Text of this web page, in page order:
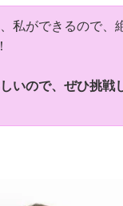
、私ができるので、
いので、ぜひ挑戦